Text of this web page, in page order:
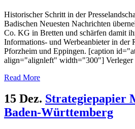
Historischer Schritt in der
Badischen Neuesten Nachrichten
Co. KG in Bretten und schärfen damit
Informations- und Werbeanbieter in der
Pforzheim und Eppingen. [caption
align="alignleft" width="300"] Verleger
Read More
15 Dez. Strategiepapier
Baden-Württemberg